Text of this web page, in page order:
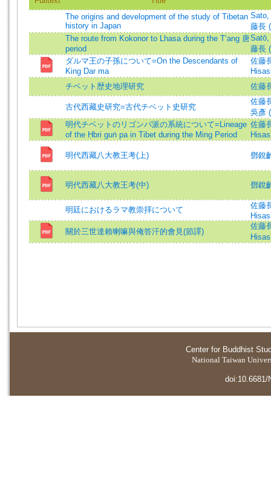
The origins and development of the study of Tibetan
history in Japan
Sato,
藤長
The route from Kokonor to Lhasa during the T‘ang 唐
period
Satō,
藤長
ダルマ王の子孫について=On the Descendants of
King Dar ma
佐藤
チベット歴史地理研究
佐藤
古代西藏史研究=古代チベット史研究
佐藤
吳彥
明代チベットのリゴンパ派の系統について=Lineage
of the Ḥbri guṅ pa in Tibet during the Ming Period
佐藤
明代西藏八大教王考(上) 鄧銳
明代西藏八大教王考(中) 鄧銳
明廷におけるラマ教崇拝について
佐藤
關於三世達賴喇嘛與俺答汗的會見(節譯)
佐藤
Center for Buddhist
National Taiwan
doi:10.6681/